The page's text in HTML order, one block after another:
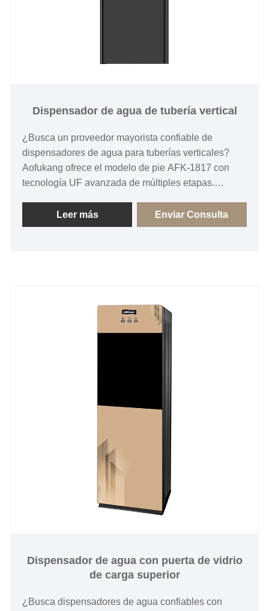
Dispensador de agua de tubería vertical
¿Busca un proveedor mayorista confiable de
dispensadores de agua para tuberías verticales?
Aofukang ofrece el modelo de pie AFK-1817 con
tecnología UF avanzada de múltiples etapas.
de 12 años en fabricación directa de fábrica, precios
competitivos al por mayor y servicios completos de
Leer más Enviar Consulta
Dispensador de agua con puerta de vidrio
de carga superior
¿Busca dispensadores de agua confiables con